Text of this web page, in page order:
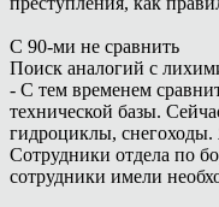
С 90-ми не сравнить
Поиск аналогий с
- С тем временем
технической базы.
гидроциклы, снегоходы.
Сотрудники отдела по
сотрудники имели